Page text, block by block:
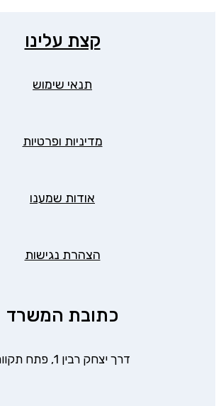
קצת עלינו
תנאי שימוש
מדיניות ופרטיות
אודות שמענו
הצהרת נגישות
כתובת המשרד
דרך יצחק רבין 1, פתח תקווה